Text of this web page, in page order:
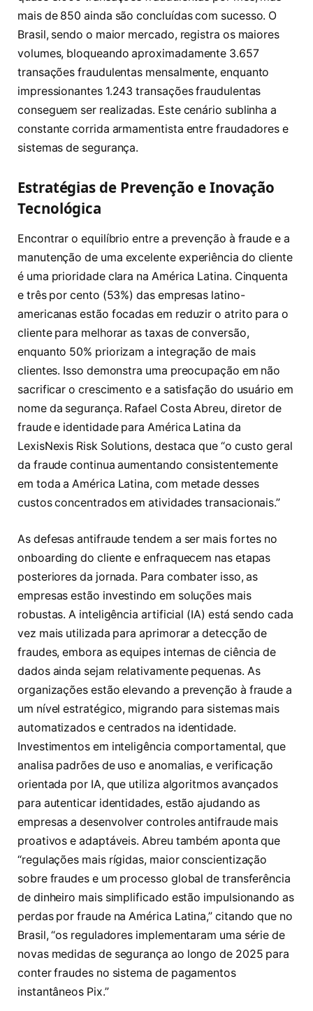
mais de 850 ainda são concluídas com sucesso. O
Brasil, sendo o maior mercado, registra os maiores
volumes, bloqueando aproximadamente 3.657
transações fraudulentas mensalmente, enquanto
impressionantes 1.243 transações fraudulentas
conseguem ser realizadas. Este cenário sublinha a
constante corrida armamentista entre fraudadores e
sistemas de segurança.
Estratégias de Prevenção e Inovação
Tecnológica
Encontrar o equilíbrio entre a prevenção à fraude e a
manutenção de uma excelente experiência do cliente
é uma prioridade clara na América Latina. Cinquenta
e três por cento (53%) das empresas latino-
americanas estão focadas em reduzir o atrito para o
cliente para melhorar as taxas de conversão,
enquanto 50% priorizam a integração de mais
clientes. Isso demonstra uma preocupação em não
sacrificar o crescimento e a satisfação do usuário em
nome da segurança. Rafael Costa Abreu, diretor de
fraude e identidade para América Latina da
LexisNexis Risk Solutions, destaca que “o custo geral
da fraude continua aumentando consistentemente
em toda a América Latina, com metade desses
custos concentrados em atividades transacionais.”
As defesas antifraude tendem a ser mais fortes no
onboarding do cliente e enfraquecem nas etapas
posteriores da jornada. Para combater isso, as
empresas estão investindo em soluções mais
robustas. A inteligência artificial (IA) está sendo cada
vez mais utilizada para aprimorar a detecção de
fraudes, embora as equipes internas de ciência de
dados ainda sejam relativamente pequenas. As
organizações estão elevando a prevenção à fraude a
um nível estratégico, migrando para sistemas mais
automatizados e centrados na identidade.
Investimentos em inteligência comportamental, que
analisa padrões de uso e anomalias, e verificação
orientada por IA, que utiliza algoritmos avançados
para autenticar identidades, estão ajudando as
empresas a desenvolver controles antifraude mais
proativos e adaptáveis. Abreu também aponta que
“regulações mais rígidas, maior conscientização
sobre fraudes e um processo global de transferência
de dinheiro mais simplificado estão impulsionando as
perdas por fraude na América Latina,” citando que no
Brasil, “os reguladores implementaram uma série de
novas medidas de segurança ao longo de 2025 para
conter fraudes no sistema de pagamentos
instantâneos Pix.”